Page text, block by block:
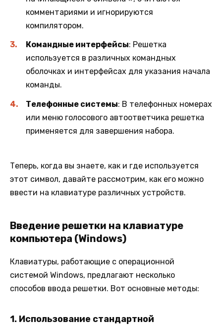
комментариями и игнорируются
компилятором.
Командные интерфейсы: Решетка
используется в различных командных
оболочках и интерфейсах для указания начала
команды.
Телефонные системы: В телефонных номерах
или меню голосового автоответчика решетка
применяется для завершения набора.
Теперь, когда вы знаете, как и где используется
этот символ, давайте рассмотрим, как его можно
ввести на клавиатуре различных устройств.
Введение решетки на клавиатуре
компьютера (Windows)
Клавиатуры, работающие с операционной
системой Windows, предлагают несколько
способов ввода решетки. Вот основные методы:
1. Использование стандартной